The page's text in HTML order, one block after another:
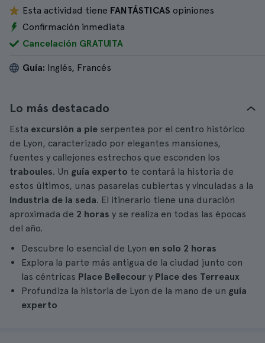
Esta actividad tiene FANTÁSTICAS opiniones
Confirmación inmediata
Cancelación GRATUITA
Guía: Inglés, Francés
Lo más destacado
Esta excursión a pie serpentea por el centro histórico
de Lyon, caracterizado por elegantes mansiones,
fuentes y callejones estrechos que esconden los
traboules. Un guía experto te contará la historia de
estos últimos, unas pasarelas cubiertas y vinculadas a la
industria de la seda. El itinerario tiene una duración
aproximada de 2 horas y se realiza en todas las épocas
del año.
Descubre lo esencial de Lyon en solo 2 horas
Explora la parte más antigua de la ciudad junto con
las céntricas Place Bellecour y Place des Terreaux
Profundiza la historia de Lyon de la mano de un guía
experto